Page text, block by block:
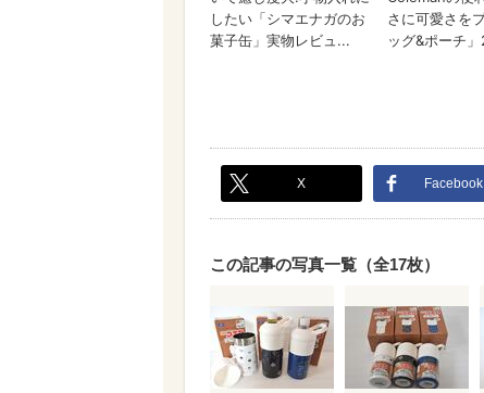
X Facebook
この記事の写真一覧（全17枚）